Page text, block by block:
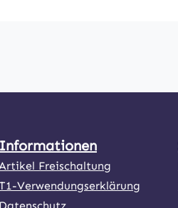
Informationen
Freischaltung
Verwendungserklärung